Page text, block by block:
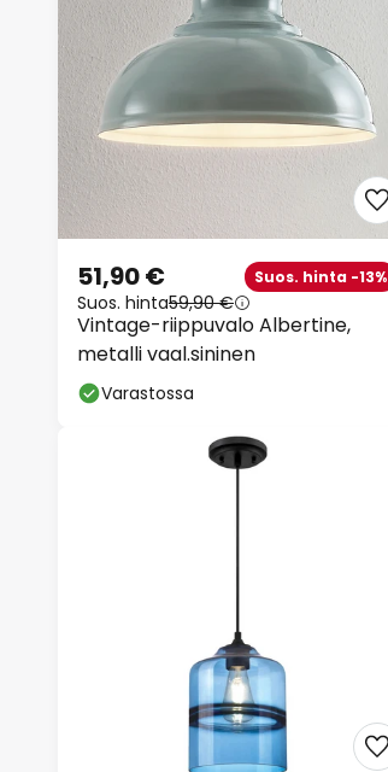
Vintage-riippuvalo Albertine,
metalli vaal.sininen
51,90 € Suos. hinta -13%
Suos. hinta59,90 €
Varastossa